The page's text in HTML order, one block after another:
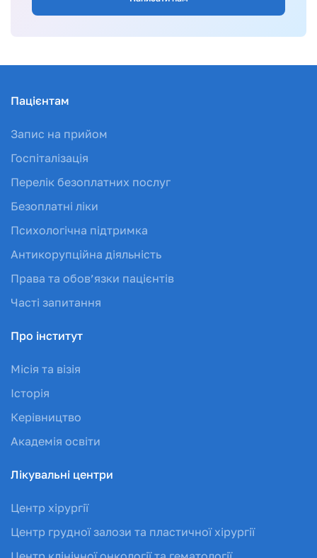
Пацієнтам
Запис на прийом
Госпіталізація
Перелік безоплатних послуг
Безоплатні ліки
Психологічна підтримка
Антикорупційна діяльність
Права та обов’язки пацієнтів
Часті запитання
Про інститут
Місія та візія
Історія
Керівництво
Академія освіти
Лікувальні центри
Центр хірургії
Центр грудної залози та пластичної хірургії